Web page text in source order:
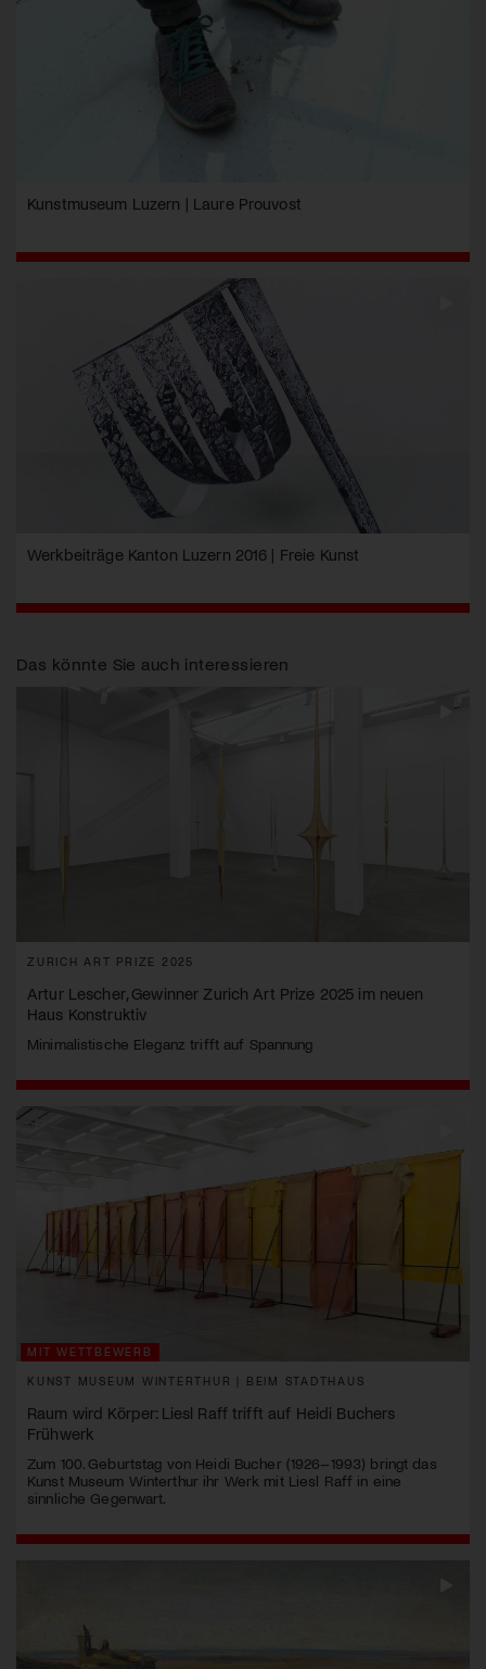
Kunstmuseum Luzern | Laure Prouvost
Werkbeiträge Kanton Luzern 2016 | Freie Kunst
Das könnte Sie auch interessieren
ZURICH ART PRIZE 2025
Artur Lescher, Gewinner Zurich Art Prize 2025 im neuen
Haus Konstruktiv
Minimalistische Eleganz trifft auf Spannung
MIT WETTBEWERB
KUNST MUSEUM WINTERTHUR | BEIM STADTHAUS
Raum wird Körper: Liesl Raff trifft auf Heidi Buchers
Frühwerk
Zum 100. Geburtstag von Heidi Bucher (1926–1993) bringt das
Kunst Museum Winterthur ihr Werk mit Liesl Raff in eine
sinnliche Gegenwart.